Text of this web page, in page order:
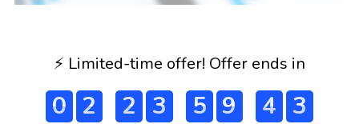
⚡️ Limited-time offer! Offer ends in
0 2 2 3 5 9 4 2